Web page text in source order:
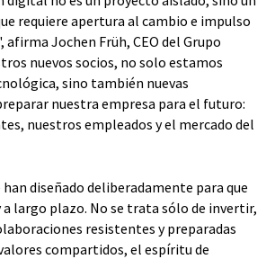
requiere apertura al cambio e impulso
Jochen Früh, CEO del Grupo
nuevos socios, no solo estamos
sino también nuevas
nuestra empresa para el futuro:
nuestros empleados y el mercado del
han diseñado deliberadamente para que
largo plazo. No se trata sólo de invertir,
resistentes y preparadas
compartidos, el espíritu de